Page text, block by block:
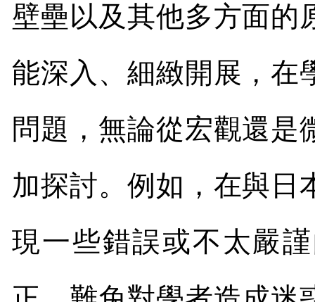
壁壘以及其他多方面的
能深入、細緻開展，在
問題，無論從宏觀還是
加探討。例如，在與日
現一些錯誤或不太嚴